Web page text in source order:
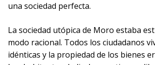
una sociedad perfecta.
La sociedad utópica de Moro estaba
modo racional. Todos los ciudadanos
idénticas y la propiedad de los bienes